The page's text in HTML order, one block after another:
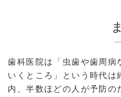
歯科医院は「虫歯や歯周病
いくところ」という時代は
内、半数ほどの人が予防の